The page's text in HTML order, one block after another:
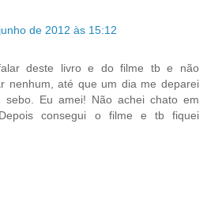
de 2012 às 15:12
deste livro e do filme tb e não
nenhum, até que um dia me deparei
Eu amei! Não achei chato em
consegui o filme e tb fiquei